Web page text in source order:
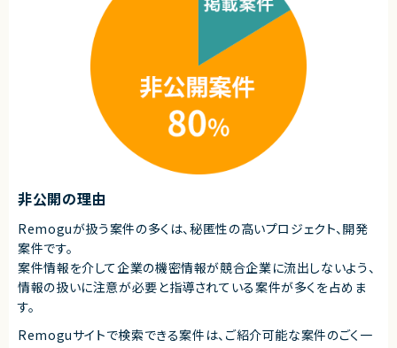
・大規模なWebサービスのバックエンドシステム開発経験
・IaCによる複数環境インフラ管理経験
・DDD/Clean Architectureなど、大規模向けソフトウェアアーキテクチャの
設計・実装経験
業務委託(準委任契約)
◎フルリモートで地方からの参画も可能な柔軟な働き方です！
◎ゲーム業界のバックエンド開発に関わりたい方に最適な案件です！
◎大規模サービスを支えるインフラ・API開発経験を積むことができます！
◎アーキテクチャ設計やDB最適化など、技術力を伸ばせる環境です！
非公開の理由
Remoguが扱う案件の多くは、秘匿性の高いプロジェクト、開発
案件です。
案件情報を介して企業の機密情報が競合企業に流出しないよう、
情報の扱いに注意が必要と指導されている案件が多くを占めま
す。
Remoguサイトで検索できる案件は、ご紹介可能な案件のごく一